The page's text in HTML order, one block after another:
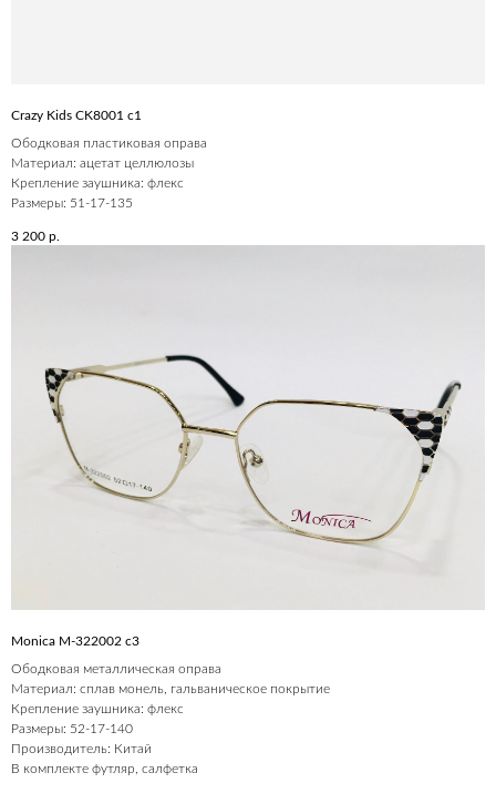
Crazy Kids CK8001 c1
Ободковая пластиковая оправа
Материал: ацетат целлюлозы
Крепление заушника: флекс
Размеры: 51-17-135
3 200 р.
Monica M-322002 с3
Ободковая металлическая оправа
Материал: сплав монель, гальваническое покрытие
Крепление заушника: флекс
Размеры: 52-17-140
Производитель: Китай
В комплекте футляр, салфетка